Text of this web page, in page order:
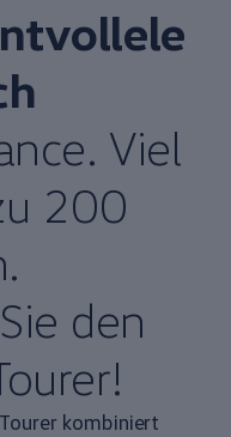
. Viel
200
den
kombiniert